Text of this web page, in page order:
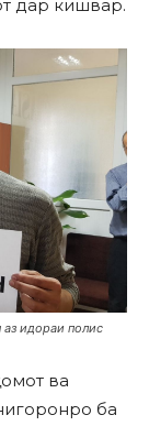
дар кишвар.
аз идораи полис
ва
ба